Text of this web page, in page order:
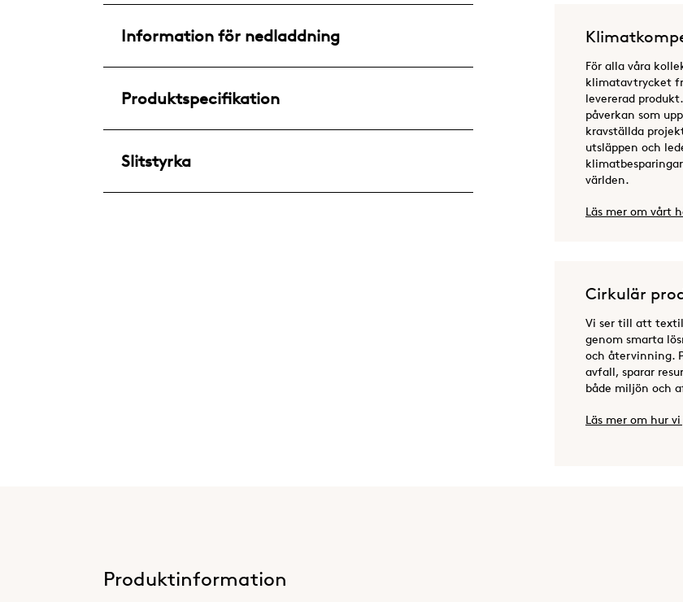
Information för nedladdning
Produktspecifikation
Slitstyrka
För alla våra
klimatavtrycket
levererad
påverkan som
kravställda
utsläppen och
världen.
Läs mer om vårt
Cirkulär
Vi ser till att
genom smarta
och återvinning.
avfall, sparar
både miljön och
Läs mer om hur
Produktinformation